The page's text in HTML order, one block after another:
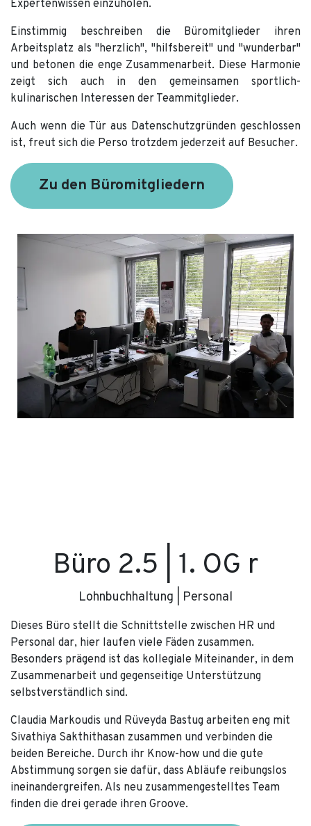
Expertenwissen einzuholen.
Einstimmig beschreiben die Büromitglieder ihren
Arbeitsplatz als "herzlich", "hilfsbereit" und "wunderbar"
und betonen die enge Zusammenarbeit. Diese Harmonie
zeigt sich auch in den gemeinsamen sportlich-
kulinarischen Interessen der Teammitglieder.
Auch wenn die Tür aus Datenschutzgründen geschlossen
ist, freut sich die Perso trotzdem jederzeit auf Besucher.
Zu den Büromitgliedern​
Büro 2.5 | 1. OG r
Lohnbuchhaltung | Personal
Dieses Büro stellt die Schnittstelle zwischen HR und
Personal dar, hier laufen viele Fäden zusammen.
Besonders prägend ist das kollegiale Miteinander, in dem
Zusammenarbeit und gegenseitige Unterstützung
selbstverständlich sind.
Claudia Markoudis und Rüveyda Bastug arbeiten eng mit
Sivathiya Sakthithasan zusammen und verbinden die
beiden Bereiche. Durch ihr Know-how und die gute
Abstimmung sorgen sie dafür, dass Abläufe reibungslos
ineinandergreifen. Als neu zusammengestelltes Team
finden die drei gerade ihren Groove.